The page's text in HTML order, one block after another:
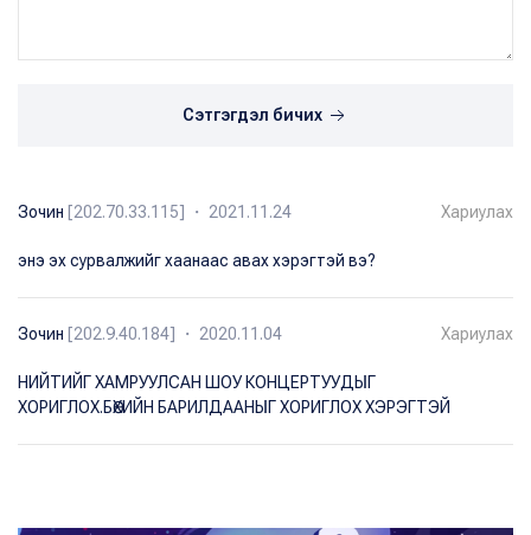
Сэтгэгдэл бичих
Зочин [202.70.33.115] ・ 2021.11.24 Хариулах
энэ эх сурвалжийг хаанаас авах хэрэгтэй вэ?
Зочин [202.9.40.184] ・ 2020.11.04 Хариулах
НИЙТИЙГ ХАМРУУЛСАН ШОУ КОНЦEРТУУДЫГ
ХОРИГЛОХ.БӨХИЙН БАРИЛДААНЫГ ХОРИГЛОХ ХЭРЭГТЭЙ